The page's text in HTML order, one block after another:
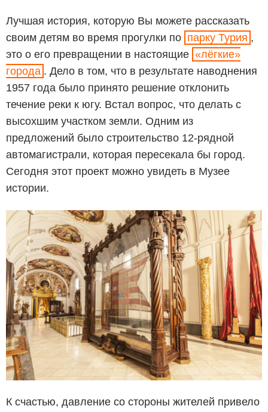
Лучшая история, которую Вы можете рассказать
своим детям во время прогулки по парку Турия ,
это о его превращении в настоящие «лёгкие»
города . Дело в том, что в результате наводнения
1957 года было принято решение отклонить
течение реки к югу. Встал вопрос, что делать с
высохшим участком земли. Одним из
предложений было строительство 12-рядной
автомагистрали, которая пересекала бы город.
Сегодня этот проект можно увидеть в Музее
истории.
К счастью, давление со стороны жителей привело